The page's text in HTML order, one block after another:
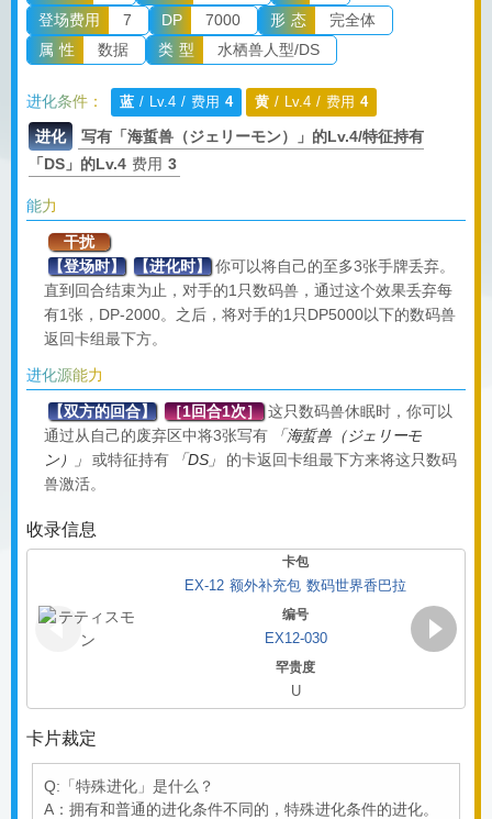
登场费用
7 DP 7000 形 态
完全体
属 性
数据 类 型 水栖兽人型/DS
进化条件： 蓝 / Lv.4 / 费用 4 黄 / Lv.4 / 费用 4
进化
写有「海蜇兽（ジェリーモン）」的Lv.4/特征持有
「DS」的Lv.4 费用 3
能力
干扰
【登场时】 【进化时】 你可以将自己的至多3张手牌丢弃。
直到回合结束为止，对手的1只数码兽，通过这个效果丢弃每
有1张，DP-2000。之后，将对手的1只DP5000以下的数码兽
返回卡组最下方。
进化源能力
【双方的回合】 ［1回合1次］ 这只数码兽休眠时，你可以
通过从自己的废弃区中将3张写有
「海蜇兽（ジェリーモ
ン）」
或特征持有 「DS」
的卡返回卡组最下方来将这只数码
兽激活。
收录信息
卡包
EX-12 额外补充包 数码世界香巴拉
编号
EX12-030
罕贵度
U
卡片裁定
Q:「特殊进化」是什么？
A：拥有和普通的进化条件不同的，特殊进化条件的进化。